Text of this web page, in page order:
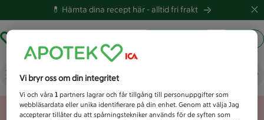
💊 Hämta dina recept här -alltid fri frakt
Vad letar du efter idag?
Unknown error
Vi bryr oss om din integritet
Vi och våra1 partners lagrar och får tillgång till personuppgifter som
webbläsardata eller unika identifierare på din enhet. Genom att välja Jag
accepterar tillåter du att spårningstekniker används för de syften som